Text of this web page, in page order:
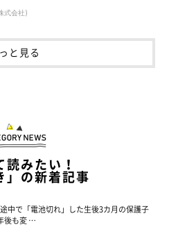
たり、伸びていたり…
式会社)
と見る
読みたい！
」の新着記事
中で「電池切れ」した生後3カ月の保護子
も変 …